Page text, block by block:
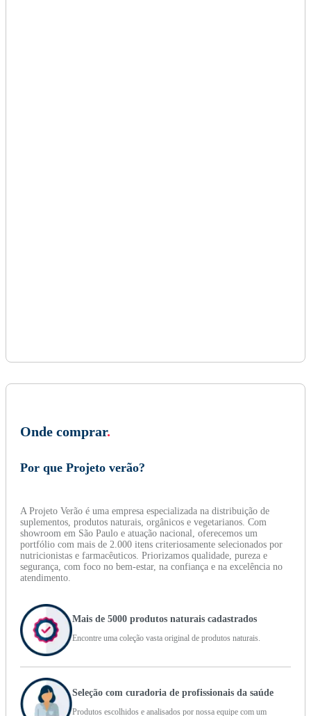
Onde comprar.
Por que Projeto verão?
A Projeto Verão é uma empresa especializada na distribuição de
suplementos, produtos naturais, orgânicos e vegetarianos. Com
showroom em São Paulo e atuação nacional, oferecemos um
portfólio com mais de 2.000 itens criteriosamente selecionados por
nutricionistas e farmacêuticos. Priorizamos qualidade, pureza e
segurança, com foco no bem-estar, na confiança e na excelência no
atendimento.
Mais de 5000 produtos naturais cadastrados
Encontre uma coleção vasta original de produtos naturais.
Seleção com curadoria de profissionais da saúde
Produtos escolhidos e analisados por nossa equipe com um